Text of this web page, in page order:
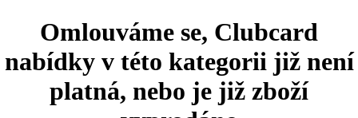
Omlouváme se, Clubcard
nabídky v této kategorii již není
platná, nebo je již zboží